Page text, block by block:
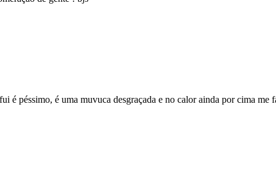
é péssimo, é uma muvuca desgraçada e no calor ainda por cima me